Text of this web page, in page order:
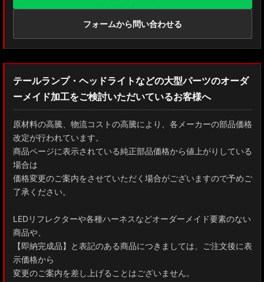
フォームから問い合わせる
テールランプ・ヘッドライトなどの大型パーツのオーダ
ーメイド加工をご検討いただいているお客様へ
原材料の高騰、物流コストの高騰により、各メーカーの部品価格
改定が行われています。
商品ページに表示されている純正部品価格から値上がりしている
場合は
価格変更のご案内をさせていただく場合がございますので予めご
了承ください。
LEDリフレクターや各種ハーネスなどオーダーメイド要素のない
商品や、
【即納完成品】と表記のある商品につきましては、ご注文後に表
示価格から
変更のご案内を差し上げることはございません。